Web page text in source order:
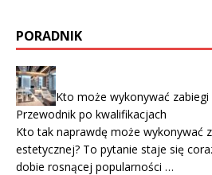
PORADNIK
Kto może wykonywać
Przewodnik po kwalifikacjach
Kto tak naprawdę może wykonywać
estetycznej? To pytanie staje się
dobie rosnącej popularności …